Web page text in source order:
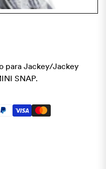
para Jackey/Jackey
SNAP.